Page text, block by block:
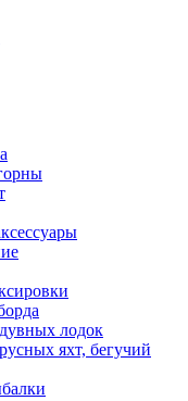
лодок
яхт, бегучий